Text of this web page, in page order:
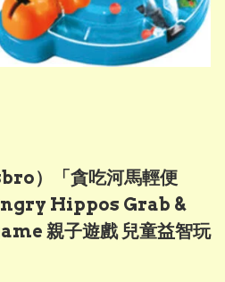
）「貪吃河馬輕便
Hippos Grab &
親子遊戲 兒童益智玩